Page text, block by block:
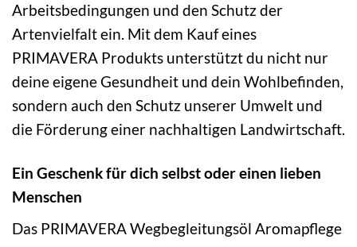
Arbeitsbedingungen und den Schutz der
Artenvielfalt ein. Mit dem Kauf eines
PRIMAVERA Produkts unterstützt du nicht nur
deine eigene Gesundheit und dein Wohlbefinden,
sondern auch den Schutz unserer Umwelt und
die Förderung einer nachhaltigen Landwirtschaft.
Ein Geschenk für dich selbst oder einen lieben
Menschen
Das PRIMAVERA Wegbegleitungsöl Aromapflege